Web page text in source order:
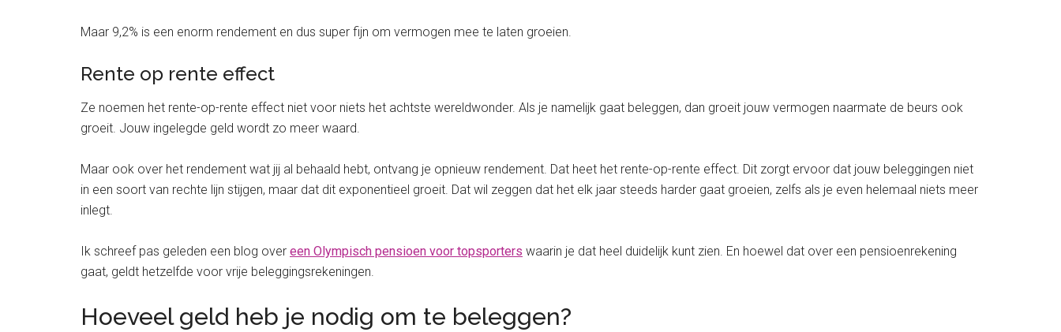
Maar 9,2% is een enorm rendement en dus super fijn om vermogen mee te laten groeien.
Rente op rente effect
Ze noemen het rente-op-rente effect niet voor niets het achtste wereldwonder. Als je namelijk gaat beleggen, dan groeit jouw vermogen naarmate de beurs ook
groeit. Jouw ingelegde geld wordt zo meer waard.
Maar ook over het rendement wat jij al behaald hebt, ontvang je opnieuw rendement. Dat heet het rente-op-rente effect. Dit zorgt ervoor dat jouw beleggingen niet
in een soort van rechte lijn stijgen, maar dat dit exponentieel groeit. Dat wil zeggen dat het elk jaar steeds harder gaat groeien, zelfs als je even helemaal niets meer
inlegt.
Ik schreef pas geleden een blog over een Olympisch pensioen voor topsporters waarin je dat heel duidelijk kunt zien. En hoewel dat over een pensioenrekening
gaat, geldt hetzelfde voor vrije beleggingsrekeningen.
Hoeveel geld heb je nodig om te beleggen?